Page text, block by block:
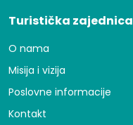
Turistička zajednica
O nama
Misija i vizija
Poslovne informacije
Kontakt